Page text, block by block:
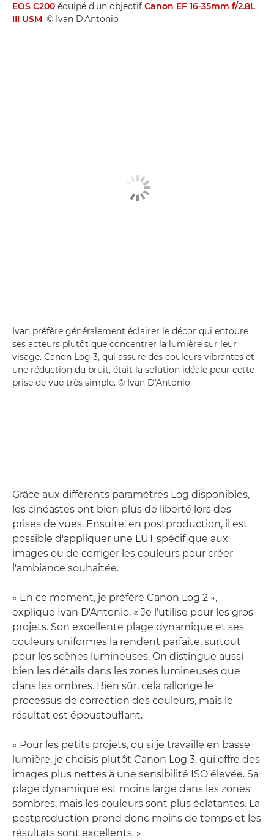
EOS C200 équipé d'un objectif Canon EF 16-35mm f/2.8L
III USM. © Ivan D'Antonio
Ivan préfère généralement éclairer le décor qui entoure
ses acteurs plutôt que concentrer la lumière sur leur
visage. Canon Log 3, qui assure des couleurs vibrantes et
une réduction du bruit, était la solution idéale pour cette
prise de vue très simple. © Ivan D'Antonio
Grâce aux différents paramètres Log disponibles,
les cinéastes ont bien plus de liberté lors des
prises de vues. Ensuite, en postproduction, il est
possible d'appliquer une LUT spécifique aux
images ou de corriger les couleurs pour créer
l'ambiance souhaitée.
« En ce moment, je préfère Canon Log 2 »,
explique Ivan D'Antonio. « Je l'utilise pour les gros
projets. Son excellente plage dynamique et ses
couleurs uniformes la rendent parfaite, surtout
pour les scènes lumineuses. On distingue aussi
bien les détails dans les zones lumineuses que
dans les ombres. Bien sûr, cela rallonge le
processus de correction des couleurs, mais le
résultat est époustouflant.
« Pour les petits projets, ou si je travaille en basse
lumière, je choisis plutôt Canon Log 3, qui offre des
images plus nettes à une sensibilité ISO élevée. Sa
plage dynamique est moins large dans les zones
sombres, mais les couleurs sont plus éclatantes. La
postproduction prend donc moins de temps et les
résultats sont excellents. »